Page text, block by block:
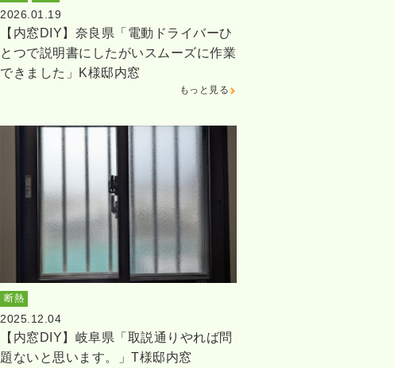
2026.01.19
【内窓DIY】奈良県「電動ドライバーひ
とつで説明書にしたがいスムーズに作業
できました」K様邸内窓
もっと見る
断熱
2025.12.04
【内窓DIY】岐阜県「取説通りやれば問
題ないと思います。」T様邸内窓